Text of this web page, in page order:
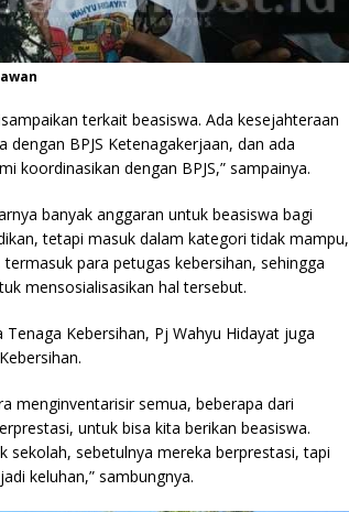
terkait beasiswa. Ada kesejahteraan
BPJS Ketenagakerjaan, dan ada
koordinasikan dengan BPJS,” sampainya.
banyak anggaran untuk beasiswa bagi
tetapi masuk dalam kategori tidak mampu,
para petugas kebersihan, sehingga
mensosialisasikan hal tersebut.
Kebersihan, Pj Wahyu Hidayat juga
menginventarisir semua, beberapa dari
untuk bisa kita berikan beasiswa.
sekolah, sebetulnya mereka berprestasi, tapi
keluhan,” sambungnya.